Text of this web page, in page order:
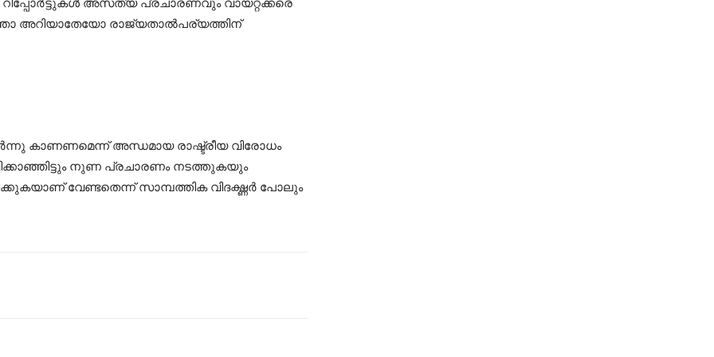
അറിയാതേയോ രാജ്യതാല്‍പര്യത്തിന്
കാണണമെന്ന് അന്ധമായ രാഷ്ട്രീയ വിരോധം
നുണ പ്രചാരണം നടത്തുകയും
വേണ്ടതെന്ന് സാമ്പത്തിക വിദഗ്ദ്ധര്‍ പോലും